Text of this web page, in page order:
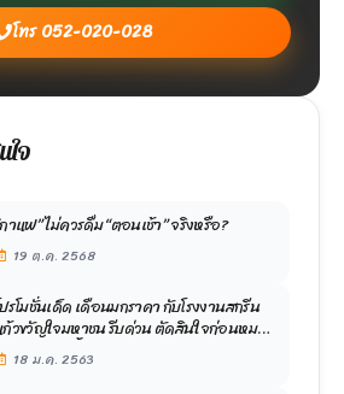
โทร 052-020-028
ใจ
าแฟ” ไม่ควรดื่ม “ตอนเช้า” จริงหรือ?
19 ต.ค. 2568
รโมชั่นเด็ด เดือนมกราคา กับโรงงานสกรีน
วขวัญใจมหาชน รีบด่วน ตัดสินใจก่อนหมด
รสุดพิเศษนี้
18 ม.ค. 2563